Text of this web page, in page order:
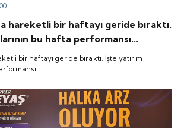
hareketli bir haftayı geride bıraktı.
bu hafta performansı...
bir haftayı geride bıraktı. İşte yatırım